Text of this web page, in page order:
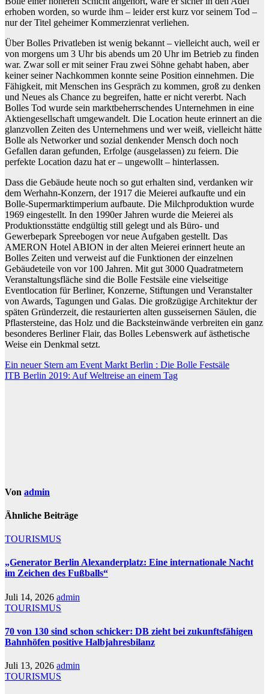
erhoben worden, so wurde ihm – leider erst kurz vor seinem Tod –
nur der Titel geheimer Kommerzienrat verliehen.
Über Bolles Privatleben ist wenig bekannt – vielleicht auch, weil er
von morgens um 3 Uhr bis abends um 20 Uhr im Betrieb zu finden
war. Zwar soll er mit seiner Frau zwei Söhne gehabt haben, aber
keiner seiner Nachkommen konnte seine Position einnehmen. Die
Fähigkeit, mit Menschen ins Gespräch zu kommen, groß zu denken
und Neues als Chance zu begreifen, hatte er nicht vererbt. Nach
Bolles Tod wurde sein marktbeherrschendes Unternehmen in eine
Aktiengesellschaft umgewandelt. Die Location heute erinnert an die
glanzvollen Zeiten des Unternehmens und wer weiß, vielleicht hätte
Bolle als Networker und sozial denkender Mensch doch noch
Gefallen daran gefunden, Erfolge (ausgelassen) zu feiern. Die
perfekte Location dazu hat er – ungewollt – hinterlassen.
Dass die Gebäude heute noch so gut erhalten sind, verdanken wir
dem Werhahn-Konzern, der 1917 die Meierei aufkaufte und ein
Bolle-Supermarktimperium aufbaute. Die Milchproduktion wurde
1969 eingestellt. In den 1990er Jahren wurde die Meierei als
Produktionsstätte endgültig still gelegt und als Büro- und
Gewerbepark Spreebogen vor neue Aufgaben gestellt. Das
AMERON Hotel ABION in der alten Meierei erinnert heute an
Bolles Zeiten und verweist auf die Funktionen der einzelnen
Gebäudeteile von vor 100 Jahren. Mit gut 3000 Quadratmetern
Veranstaltungsfläche sind die Bolle Festsäle eine vielseitige
Eventlocation für Berliner, Konzerne, Stiftungen und Veranstalter
von Awards, Tagungen und Galas. Die großzügige Architektur der
späten Gründerzeit, die restaurierten alten gusseisernen Säulen, die
Pflastersteine, das Holz und die Backsteinwände verbreiten ein ganz
besonderes Berliner Flair, das Bolles Lebenswerk auf ästhetische
Weise ein Denkmal setzt.
Beitragsnavigation
Ein neuer Stern am Event Markt Berlin : Die Bolle Festsäle
ITB Berlin 2019: Auf Weltreise an einem Tag
Von admin
Ähnliche Beiträge
TOURISMUS
„Generator Berlin Alexanderplatz: Eine internationale Nacht
im Zeichen des Fußballs“
Juli 14, 2026 admin
TOURISMUS
70 von 130 sind schon schicker: DB zieht bei zukunftsfähigen
Bahnhöfen positive Halbjahresbilanz
Juli 13, 2026 admin
TOURISMUS